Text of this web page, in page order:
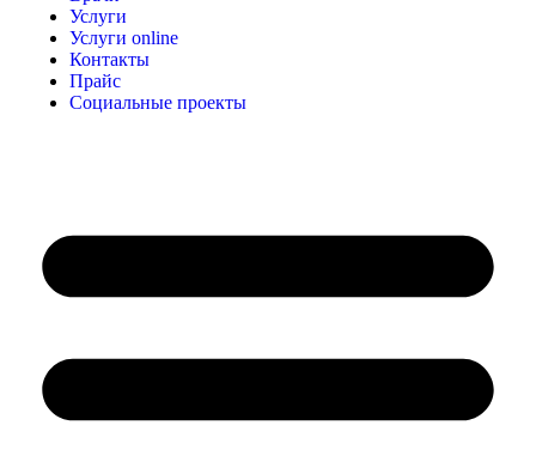
Услуги
Услуги online
Контакты
Прайс
Социальные проекты